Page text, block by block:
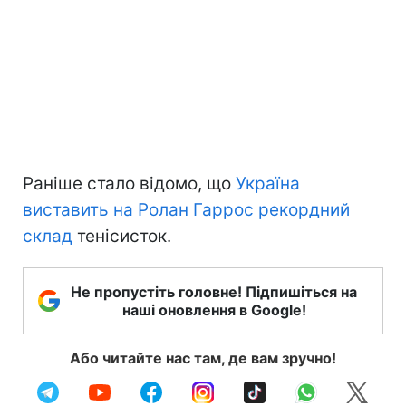
Раніше стало відомо, що Україна
виставить на Ролан Гаррос рекордний
склад тенісисток.
Не пропустіть головне! Підпишіться на
наші оновлення в Google!
Або читайте нас там, де вам зручно!